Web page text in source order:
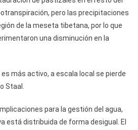
pero las precipitaciones
de la meseta tibetana, por lo que
una disminución en la
es más activo, a escala local se pierde
Staal.
para la gestión del agua,
está distribuida de forma desigual. El